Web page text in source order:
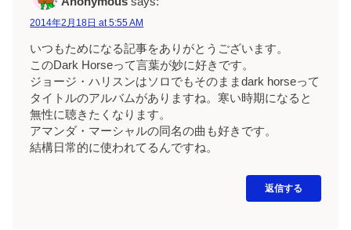
2014年2月18日 at 5:55 AM
いつもためになる記事をありがとうございます。
このDark Horseって言葉が妙に好きです。
ジョージ・ハリスンはソロでもそのままdark horseって
タイトルのアルバムがありますね。寒い時期になると
無性に聴きたくなります。
アマンダ・マーシャルの同名の曲も好きです。
結構日常的に使われてるんですね。
返信する